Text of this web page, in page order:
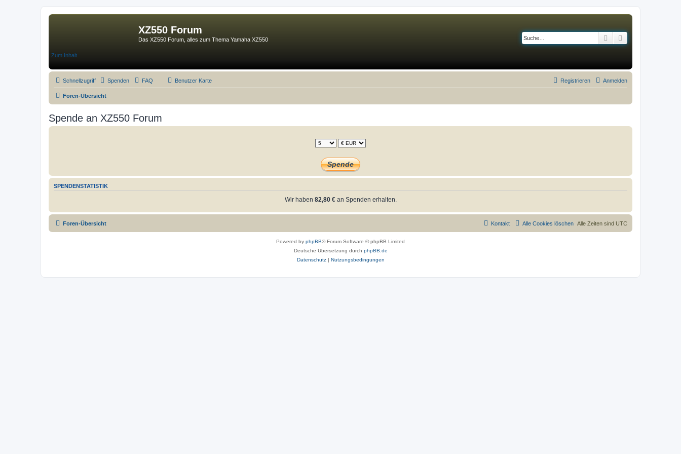
XZ550 Forum
Das XZ550 Forum, alles zum Thema Yamaha XZ550
Zum Inhalt
Suche
Schnellzugriff Spenden FAQ Benutzer Karte Anmelden
Registrieren
Foren-Übersicht
Spende an XZ550 Forum
SPENDENSTATISTIK
Wir haben 82,80 €an Spenden erhalten.
Foren-Übersicht Alle Zeiten sind UTC
Alle Cookies löschen
Kontakt
Powered by phpBB® Forum Software © phpBB Limited
Deutsche Übersetzung durch phpBB.de
Datenschutz | Nutzungsbedingungen